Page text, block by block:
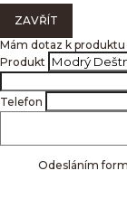
ZAVŘÍT
Mám dotaz k
Produkt
Telefon
Odesláním